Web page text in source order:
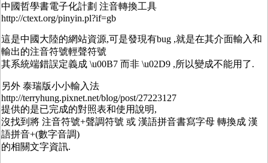
中國哲學書電子化計劃 注音轉換工具
http://ctext.org/pinyin.pl?if=gb
這是中國大陸的網站資源,可是發現有bug ,就是在其介面輸入和
輸出的注音符號輕聲符號
其系統端錯誤定義成 \u00B7 而非 \u02D9 ,所以變成不能用了.
另外 泰瑞版小小輸入法
http://terryhung.pixnet.net/blog/post/27223127
提供的是已完成的對照表和使用說明,
沒找到將 注音符號+聲調符號 或 漢語拼音書寫字母 轉換成 漢
語拼音+(數字音調)
的相關文字資訊.